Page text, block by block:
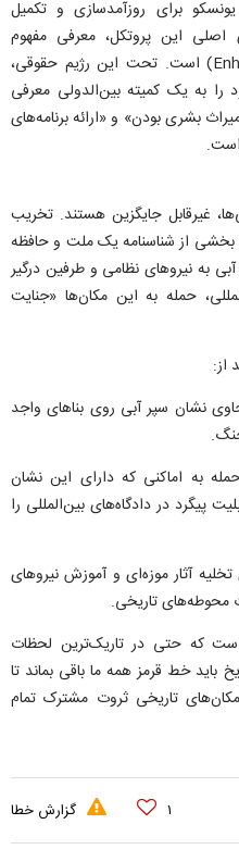
را یونسکو برای روزآمدسازی و تکمیل
اصلی این پروتکل، معرفی مفهوم
«حفاظت عالی» (Enhanced Protection) است. تحت این رژیم حقوقی،
را به یک کمیته بین‌الدولی معرفی
بشری بودن» و «ارائه برنامه‌های
غیرقابل جایگزین هستند. تخریب
بخشی از شناسنامه یک ملت و حافظه
به نیرو‌های نظامی و طرفین درگیر
حمله به این مکان‌ها «جنایت
از:
نشان سپر آبی روی بنا‌های واجد
به اماکنی که دارای این نشان
پیگرد در دادگاه‌های بین‌المللی را
آثار موزه‌ای و آموزش نیرو‌های
محوطه‌های تاریخی.
است که حتی در تاریک‌ترین لحظات
خط قرمز همه ما باقی بماند تا
تاریخی ثروت مشترک تمام
۱ گزارش خطا